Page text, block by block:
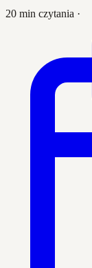
20 min czytania ·